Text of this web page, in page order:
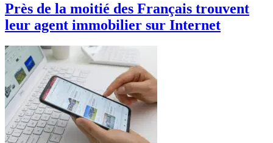
Près de la moitié des Français trouvent
leur agent immobilier sur Internet